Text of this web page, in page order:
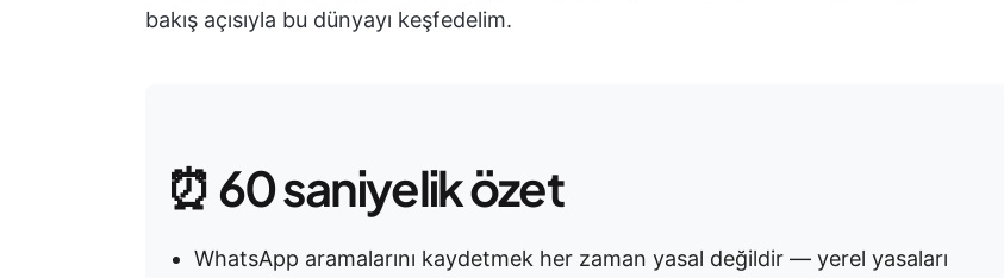
bakış açısıyla bu dünyayı keşfedelim.
⏰ 60 saniyelik özet
WhatsApp aramalarını kaydetmek her zaman yasal değildir — yerel yasaları